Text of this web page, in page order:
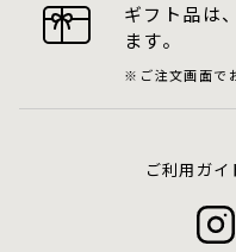
ギフト品は
ます。
ご注文画面で
ご利用ガイ